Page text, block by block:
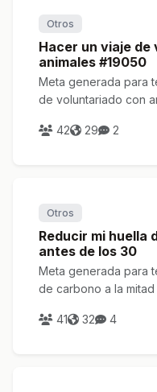
Otros
Hacer un viaje
animales #19050
Meta generada para
de voluntariado con
42 29 2
Otros
Reducir mi huella
antes de los 30
Meta generada para
de carbono a la
41 32 4